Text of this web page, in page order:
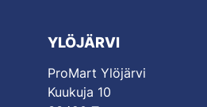
YLÖJÄRVI
ProMart Ylöjärvi
Kuukuja 10